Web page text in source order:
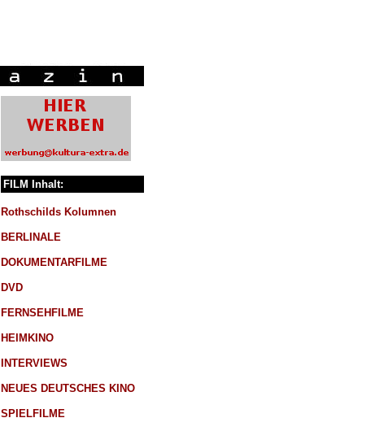
FILM Inhalt:
Rothschilds Kolumnen
BERLINALE
DOKUMENTARFILME
DVD
FERNSEHFILME
HEIMKINO
INTERVIEWS
NEUES DEUTSCHES KINO
SPIELFILME